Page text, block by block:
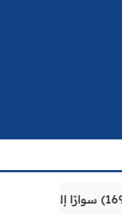
سوارًا إلكترونيًا لنزلاء سجن الناصرية المركزي لتنظيم التعاملات المالية داخل المؤسسات الإصلاحية